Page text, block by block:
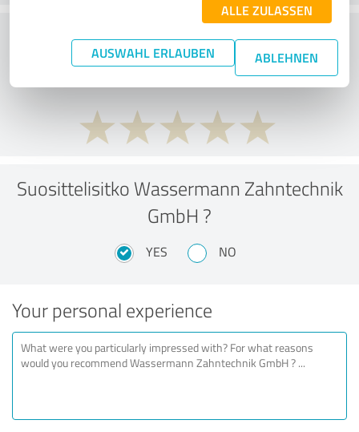
ALLE ZULASSEN
AUSWAHL ERLAUBEN ABLEHNEN
What do you think of the cost to benefit
ratio?
Suosittelisitko Wassermann Zahntechnik
GmbH ?
YES NO
Your personal experience